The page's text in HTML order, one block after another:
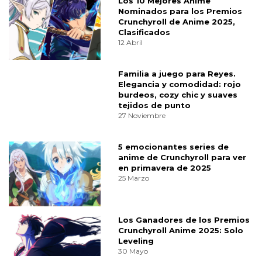
Nominados para los Premios
Crunchyroll de Anime 2025,
Clasificados
12 Abril
Familia a juego para Reyes.
Elegancia y comodidad: rojo
burdeos, cozy chic y suaves
tejidos de punto
27 Noviembre
5 emocionantes series de
anime de Crunchyroll para ver
en primavera de 2025
25 Marzo
Los Ganadores de los Premios
Crunchyroll Anime 2025: Solo
Leveling
30 Mayo